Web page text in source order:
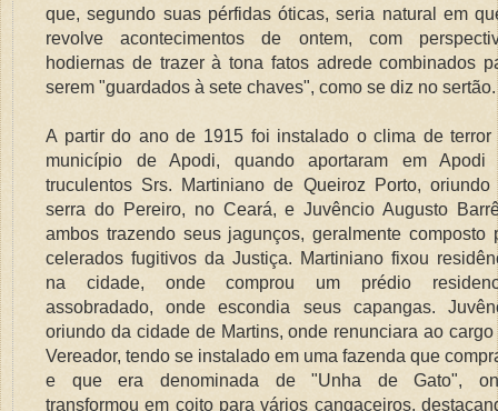
que, segundo suas pérfidas óticas, seria natural em
revolve acontecimentos de ontem, com
hodiernas de trazer à tona fatos adrede combinados
serem "guardados à sete chaves", como se diz no sertão.
A partir do ano de 1915 foi instalado o clima de terror
município de Apodi, quando aportaram em Apodi
truculentos Srs. Martiniano de Queiroz Porto, oriundo
serra do Pereiro, no Ceará, e Juvêncio Augusto
ambos trazendo seus jagunços, geralmente composto
celerados fugitivos da Justiça. Martiniano fixou
na cidade, onde comprou um prédio
assobradado, onde escondia seus capangas.
oriundo da cidade de Martins, onde renunciara ao cargo
Vereador, tendo se instalado em uma fazenda que
e que era denominada de "Unha de Gato",
transformou em coito para vários cangaceiros,